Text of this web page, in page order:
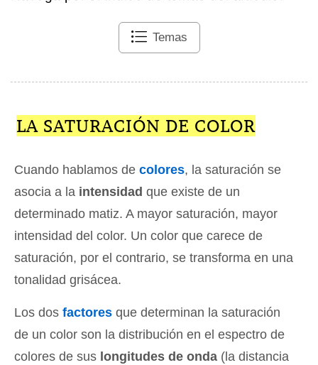
Temas
LA SATURACIÓN DE COLOR
Cuando hablamos de colores, la saturación se
asocia a la intensidad que existe de un
determinado matiz. A mayor saturación, mayor
intensidad del color. Un color que carece de
saturación, por el contrario, se transforma en una
tonalidad grisácea.
Los dos factores que determinan la saturación
de un color son la distribución en el espectro de
colores de sus longitudes de onda (la distancia